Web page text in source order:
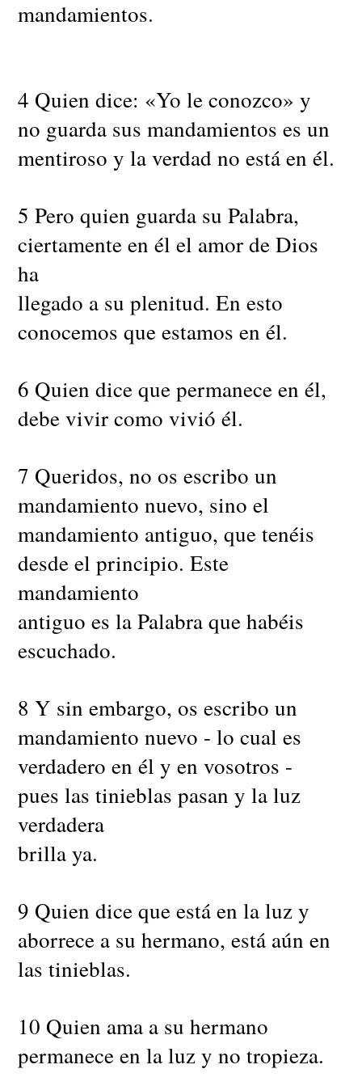
mandamientos.
4 Quien dice: «Yo le conozco» y
no guarda sus mandamientos es un
mentiroso y la verdad no está en él.
5 Pero quien guarda su Palabra,
ciertamente en él el amor de Dios
ha
llegado a su plenitud. En esto
conocemos que estamos en él.
6 Quien dice que permanece en él,
debe vivir como vivió él.
7 Queridos, no os escribo un
mandamiento nuevo, sino el
mandamiento antiguo, que tenéis
desde el principio. Este
mandamiento
antiguo es la Palabra que habéis
escuchado.
8 Y sin embargo, os escribo un
mandamiento nuevo - lo cual es
verdadero en él y en vosotros -
pues las tinieblas pasan y la luz
verdadera
brilla ya.
9 Quien dice que está en la luz y
aborrece a su hermano, está aún en
las tinieblas.
10 Quien ama a su hermano
permanece en la luz y no tropieza.